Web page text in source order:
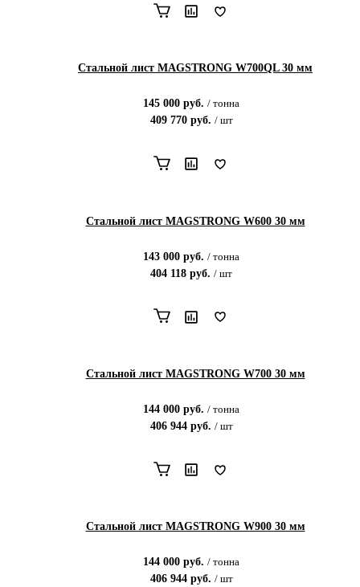
Стальной лист MAGSTRONG W700QL 30 мм
145 000 руб. / тонна
409 770руб. / шт
Стальной лист MAGSTRONG W600 30 мм
143 000 руб. / тонна
404 118 руб. / шт
Стальной лист MAGSTRONG W700 30 мм
144 000 руб. / тонна
406 944руб. / шт
Стальной лист MAGSTRONG W900 30 мм
144 000 руб. / тонна
406 944руб. / шт